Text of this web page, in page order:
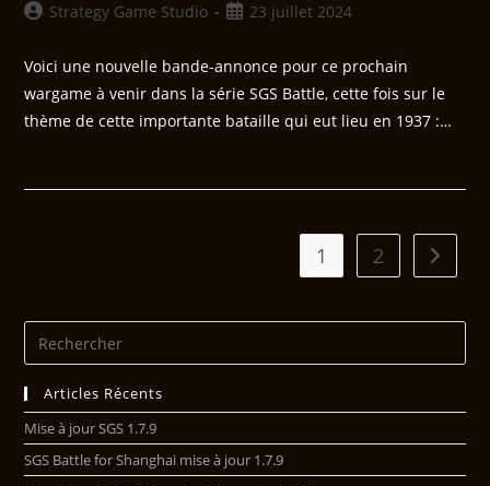
Strategy Game Studio 23 juillet 2024
Voici une nouvelle bande-annonce pour ce prochain
wargame à venir dans la série SGS Battle, cette fois sur le
thème de cette importante bataille qui eut lieu en 1937 :…
1 2
Articles Récents
Mise à jour SGS 1.7.9
SGS Battle for Shanghai mise à jour 1.7.9